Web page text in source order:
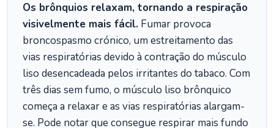
Os brônquios relaxam, tornando a respiração
visivelmente mais fácil. Fumar provoca
broncospasmo crónico, um estreitamento das
vias respiratórias devido à contração do músculo
liso desencadeada pelos irritantes do tabaco. Com
três dias sem fumo, o músculo liso brônquico
começa a relaxar e as vias respiratórias alargam-
se. Pode notar que consegue respirar mais fundo